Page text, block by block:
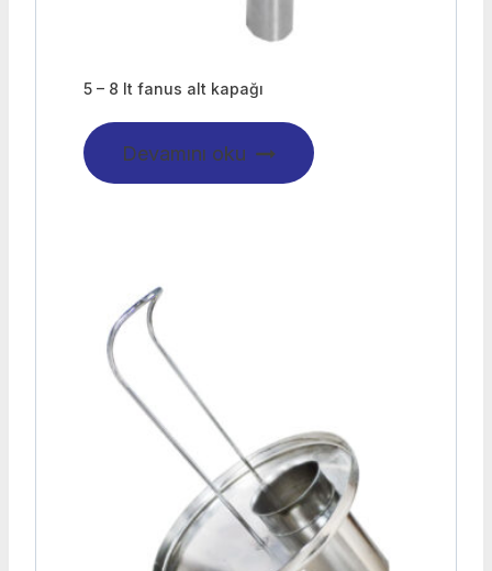
5 – 8 lt fanus alt kapağı
Devamını oku